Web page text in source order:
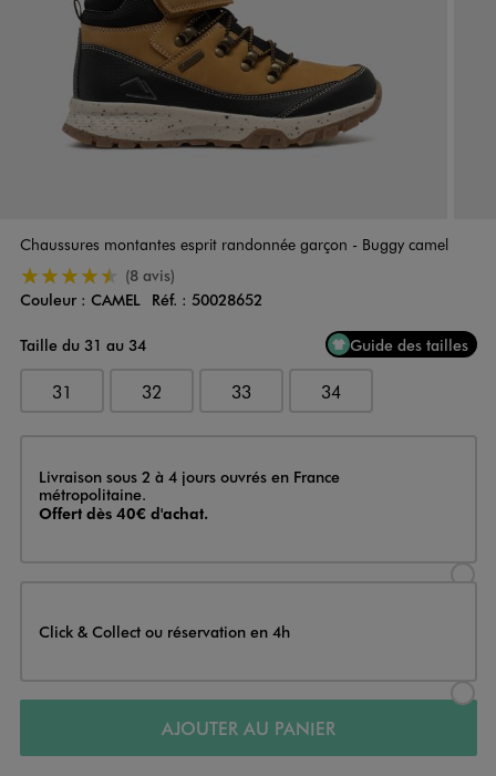
Chaussures montantes esprit randonnée garçon - Buggy camel
4.5/5 de moyenne
(8 avis)
Couleur
Couleur : CAMEL Réf. : 50028652
Taille du 31 au 34
Guide des tailles
31 32 33 34
Livraison
Livraison sous 2 à 4 jours ouvrés en France
métropolitaine.
Offert dès 40€ d'achat.
Click & Collect ou réservation en 4h
AJOUTER AU PANIER